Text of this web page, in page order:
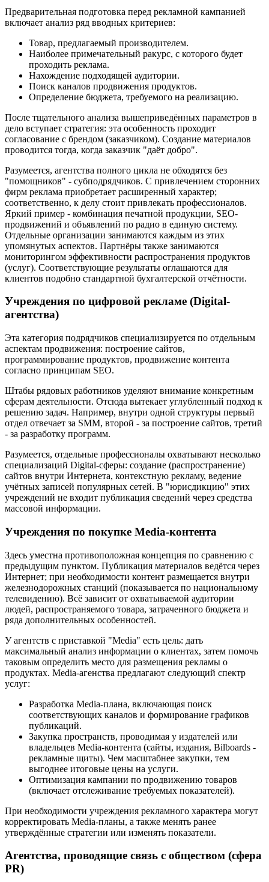
Предварительная подготовка перед рекламной кампанией
включает анализ ряд вводных критериев:
Товар, предлагаемый производителем.
Наиболее примечательный ракурс, с которого будет
проходить реклама.
Нахождение подходящей аудитории.
Поиск каналов продвижения продуктов.
Определение бюджета, требуемого на реализацию.
После тщательного анализа вышеприведённых параметров в
дело вступает стратегия: эта особенность проходит
согласование с брендом (заказчиком). Создание материалов
проводится тогда, когда заказчик "даёт добро".
Разумеется, агентства полного цикла не обходятся без
"помощников" - субподрядчиков. С привлечением сторонних
фирм реклама приобретает расширенный характер;
соответственно, к делу стоит привлекать профессионалов.
Яркий пример - комбинация печатной продукции, SEO-
продвижений и объявлений по радио в единую систему.
Отдельные организации занимаются каждым из этих
упомянутых аспектов. Партнёры также занимаются
мониторингом эффективности распространения продуктов
(услуг). Соответствующие результаты оглашаются для
клиентов подобно стандартной бухгалтерской отчётности.
Учреждения по цифровой рекламе (Digital-
агентства)
Эта категория подрядчиков специализируется по отдельным
аспектам продвижения: построение сайтов,
программирование продуктов, продвижение контента
согласно принципам SEO.
Штабы рядовых работников уделяют внимание конкретным
сферам деятельности. Отсюда вытекает углубленный подход к
решению задач. Например, внутри одной структуры первый
отдел отвечает за SMM, второй - за построение сайтов, третий
- за разработку программ.
Разумеется, отдельные профессионалы охватывают несколько
специализаций Digital-сферы: создание (распространение)
сайтов внутри Интернета, контекстную рекламу, ведение
учётных записей популярных сетей. В "юрисдикцию" этих
учреждений не входит публикация сведений через средства
массовой информации.
Учреждения по покупке Media-контента
Здесь уместна противоположная концепция по сравнению с
предыдущим пунктом. Публикация материалов ведётся через
Интернет; при необходимости контент размещается внутри
железнодорожных станций (показывается по национальному
телевидению). Всё зависит от охватываемой аудитории
людей, распространяемого товара, затраченного бюджета и
ряда дополнительных особенностей.
У агентств с приставкой "Media" есть цель: дать
максимальный анализ информации о клиентах, затем помочь
таковым определить место для размещения рекламы о
продуктах. Media-агенства предлагают следующий спектр
услуг:
Разработка Media-плана, включающая поиск
соответствующих каналов и формирование графиков
публикаций.
Закупка пространств, проводимая у издателей или
владельцев Media-контента (сайты, издания, Bilboards -
рекламные щиты). Чем масштабнее закупки, тем
выгоднее итоговые цены на услуги.
Оптимизация кампании по продвижению товаров
(включает отслеживание требуемых показателей).
При необходимости учреждения рекламного характера могут
корректировать Media-планы, а также менять ранее
утверждённые стратегии или изменять показатели.
Агентства, проводящие связь с обществом (сфера
PR)